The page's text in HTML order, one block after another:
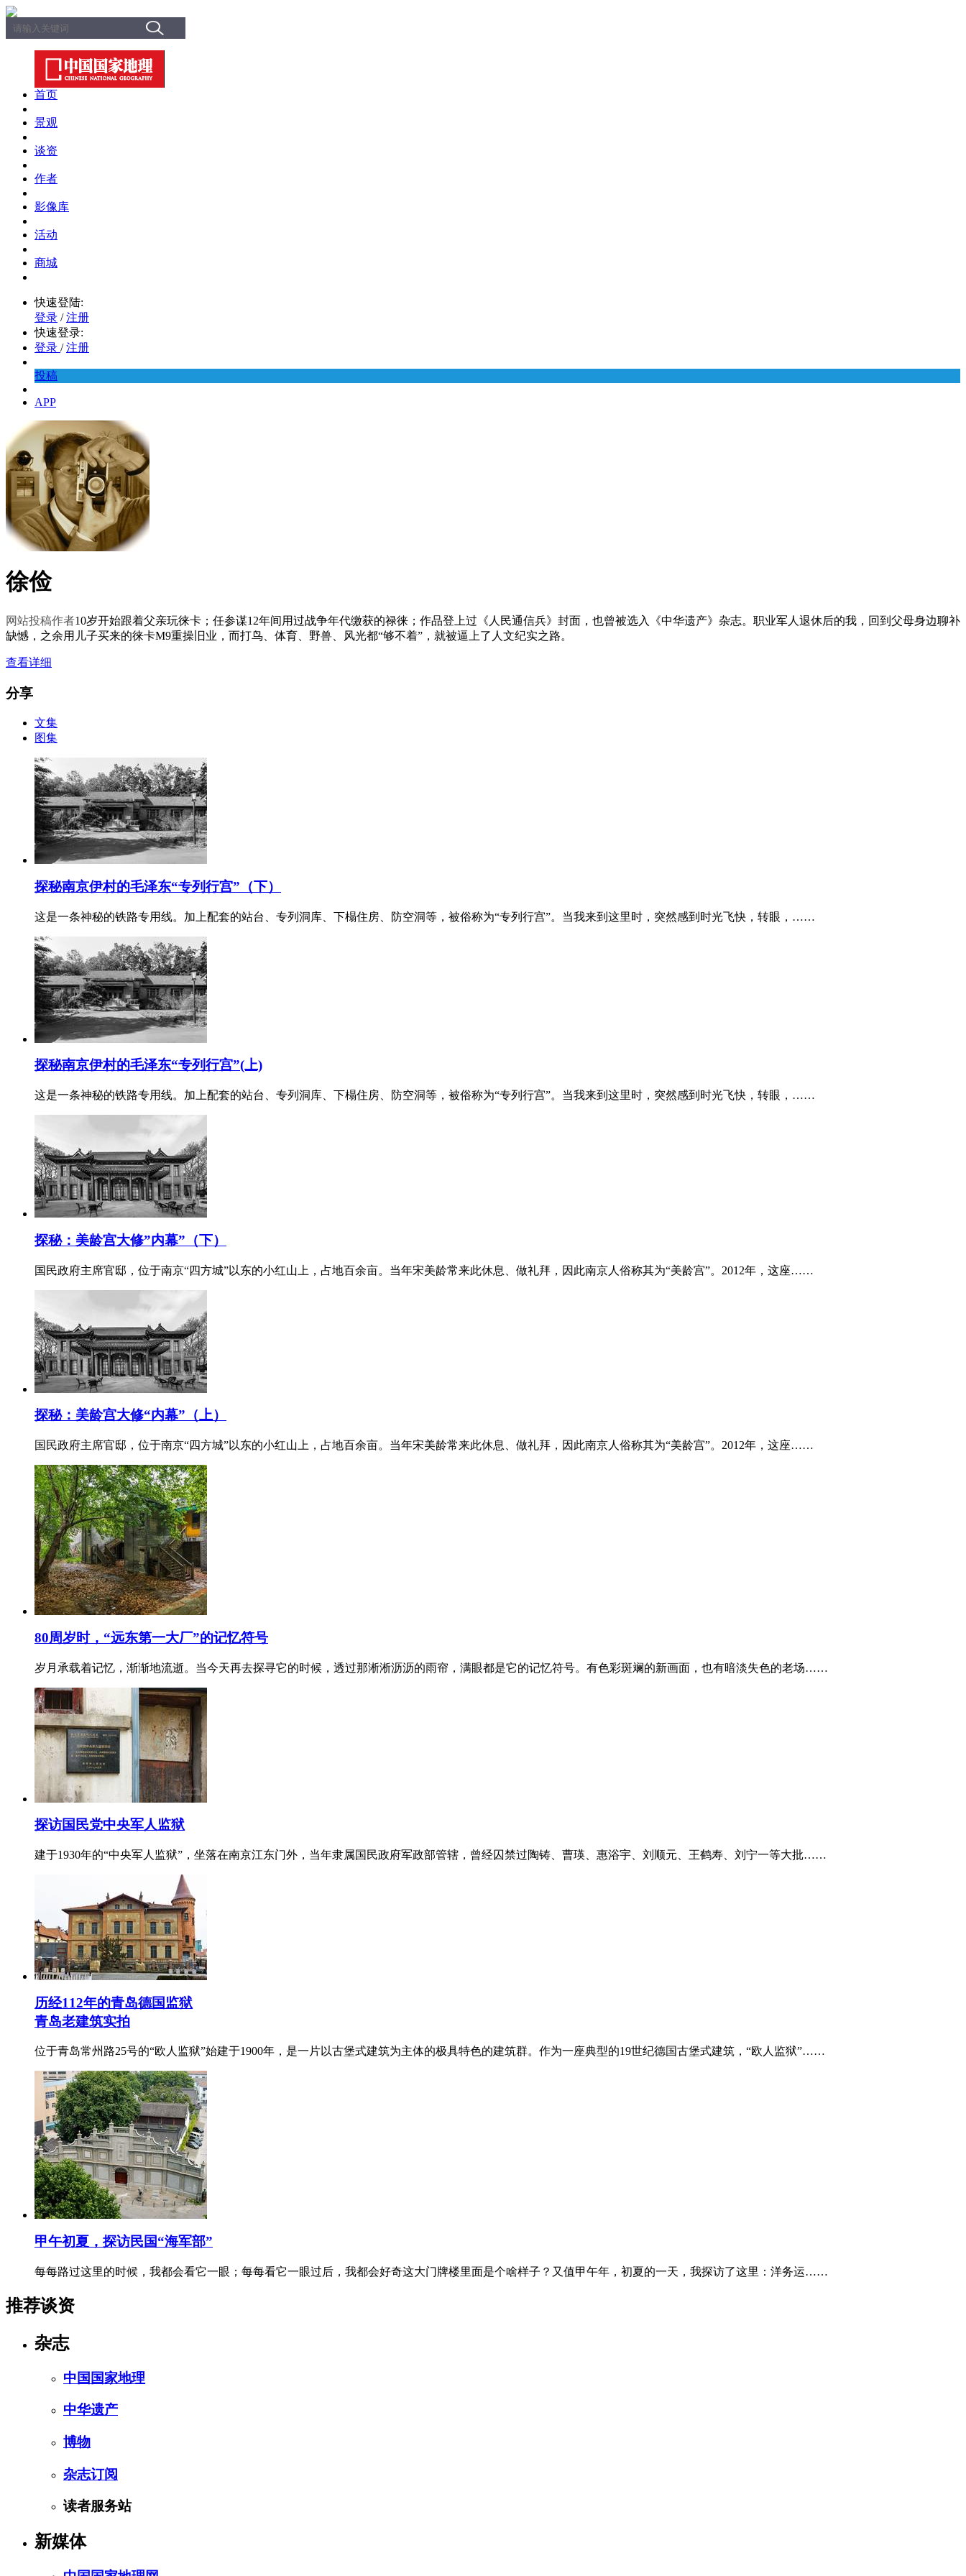
首页
景观
谈资
作者
影像库
活动
商城
快速登陆:
登录 / 注册
快速登录:
登录 / 注册
投稿
APP
徐俭
网站投稿作者10岁开始跟着父亲玩徕卡；任参谋12年间用过战争年代缴获的禄徕；作品登上过《人民通信兵》封面，也曾被选入《中华遗产》杂志。职业军人退休后的我，回到父母身边聊补
缺憾，之余用儿子买来的徕卡M9重操旧业，而打鸟、体育、野兽、风光都“够不着”，就被逼上了人文纪实之路。
查看详细
分享
文集
图集
探秘南京伊村的毛泽东“专列行宫”（下）
这是一条神秘的铁路专用线。加上配套的站台、专列洞库、下榻住房、防空洞等，被俗称为“专列行宫”。当我来到这里时，突然感到时光飞快，转眼，……
探秘南京伊村的毛泽东“专列行宫”(上)
这是一条神秘的铁路专用线。加上配套的站台、专列洞库、下榻住房、防空洞等，被俗称为“专列行宫”。当我来到这里时，突然感到时光飞快，转眼，……
探秘：美龄宫大修”内幕”（下）
国民政府主席官邸，位于南京“四方城”以东的小红山上，占地百余亩。当年宋美龄常来此休息、做礼拜，因此南京人俗称其为“美龄宫”。2012年，这座……
探秘：美龄宫大修“内幕”（上）
国民政府主席官邸，位于南京“四方城”以东的小红山上，占地百余亩。当年宋美龄常来此休息、做礼拜，因此南京人俗称其为“美龄宫”。2012年，这座……
80周岁时，“远东第一大厂”的记忆符号
岁月承载着记忆，渐渐地流逝。当今天再去探寻它的时候，透过那淅淅沥沥的雨帘，满眼都是它的记忆符号。有色彩斑斓的新画面，也有暗淡失色的老场……
探访国民党中央军人监狱
建于1930年的“中央军人监狱”，坐落在南京江东门外，当年隶属国民政府军政部管辖，曾经囚禁过陶铸、曹瑛、惠浴宇、刘顺元、王鹤寿、刘宁一等大批……
历经112年的青岛德国监狱
青岛老建筑实拍
位于青岛常州路25号的“欧人监狱”始建于1900年，是一片以古堡式建筑为主体的极具特色的建筑群。作为一座典型的19世纪德国古堡式建筑，“欧人监狱”……
甲午初夏，探访民国“海军部”
每每路过这里的时候，我都会看它一眼；每每看它一眼过后，我都会好奇这大门牌楼里面是个啥样子？又值甲午年，初夏的一天，我探访了这里：洋务运……
推荐谈资
杂志
中国国家地理
中华遗产
博物
杂志订阅
读者服务站
新媒体